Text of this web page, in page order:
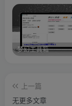
上一篇
无更多文章